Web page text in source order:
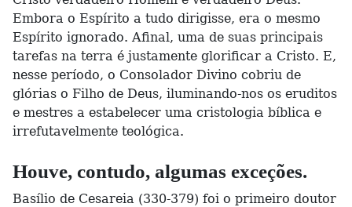
Embora o Espírito a tudo dirigisse, era o mesmo
Espírito ignorado. Afinal, uma de suas principais
tarefas na terra é justamente glorificar a Cristo. E,
nesse período, o Consolador Divino cobriu de
glórias o Filho de Deus, iluminando-nos os eruditos
e mestres a estabelecer uma cristologia bíblica e
irrefutavelmente teológica.
Houve, contudo, algumas exceções.
Basílio de Cesareia (330-379) foi o primeiro doutor